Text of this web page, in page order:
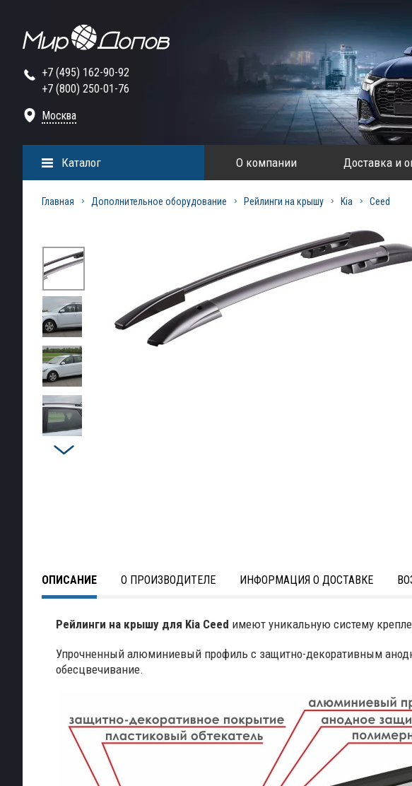
+7 (495) 162-90-92
+7 (800) 250-01-76
Москва
О компании Доставка и
Каталог
Главная Дополнительное оборудование Рейлинги на крышу Kia Ceed
ОПИСАНИЕ О ПРОИЗВОДИТЕЛЕ ИНФОРМАЦИЯ О ДОСТАВКЕ
Рейлинги на крышу для Kia Ceed имеют уникальную систему
Упрочненный алюминиевый профиль с защитно-декоративным
обесцвечивание.